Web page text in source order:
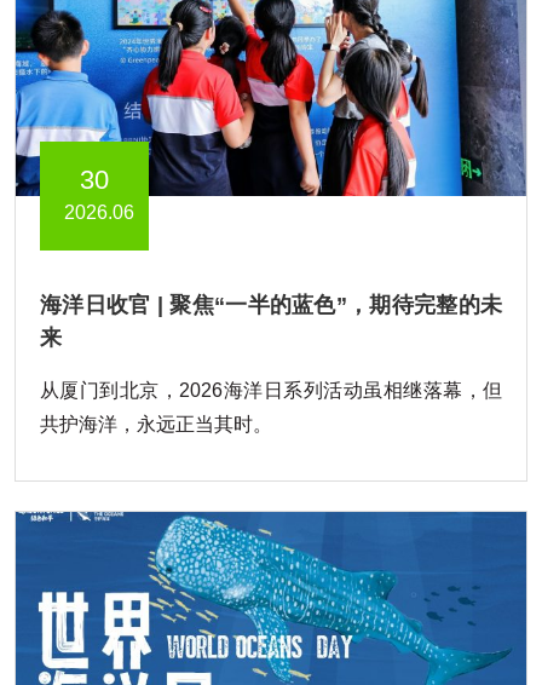
30
2026.06
海洋日收官 | 聚焦“一半的蓝色”，期待完整的未
来
从厦门到北京，2026海洋日系列活动虽相继落幕，但
共护海洋，永远正当其时。